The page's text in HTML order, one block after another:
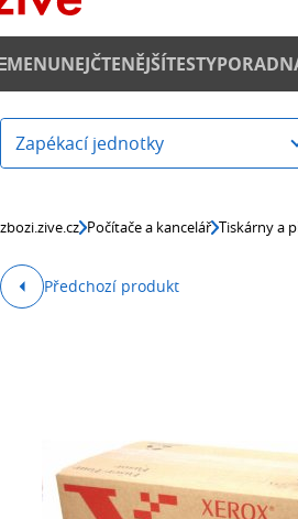
MENUNEJČTENĚJŠÍTESTY
Zapékací jednotky
zbozi.zive.cz Počítače a kancelář Tiskárny a
Předchozí produkt